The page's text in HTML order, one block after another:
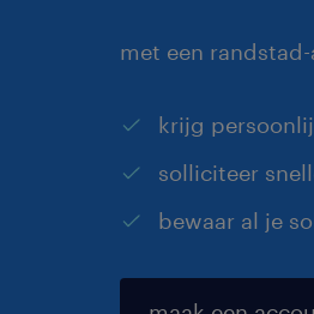
met een
krijg
solliciteer
bewaar al je